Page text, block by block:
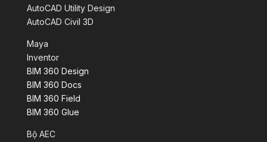
AutoCAD Utility Design
AutoCAD Civil 3D
Maya
Inventor
BIM 360 Design
BIM 360 Docs
BIM 360 Field
BIM 360 Glue
Bộ AEC